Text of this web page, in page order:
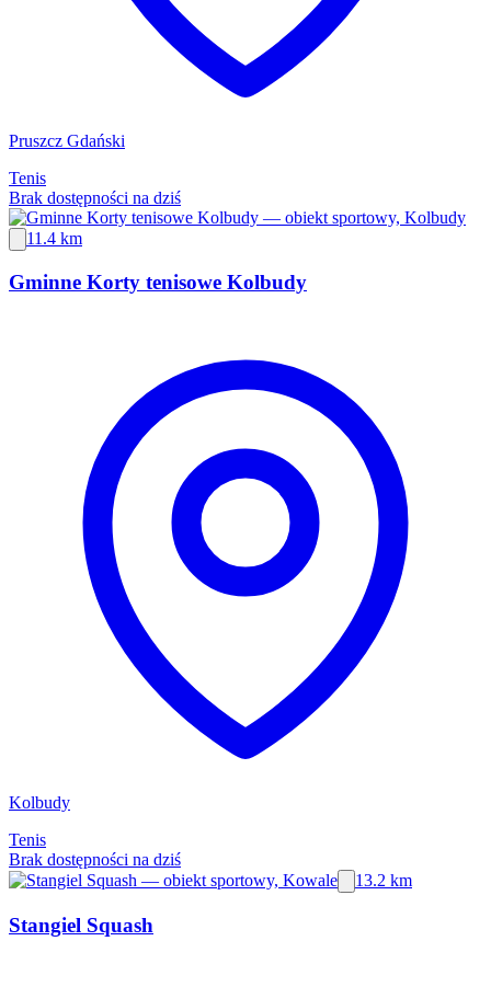
Pruszcz Gdański
Tenis
Brak dostępności na dziś
11.4 km
Gminne Korty tenisowe Kolbudy
Kolbudy
Tenis
Brak dostępności na dziś
13.2 km
Stangiel Squash